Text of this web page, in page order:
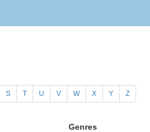
S T U V W X Y Z
Genres